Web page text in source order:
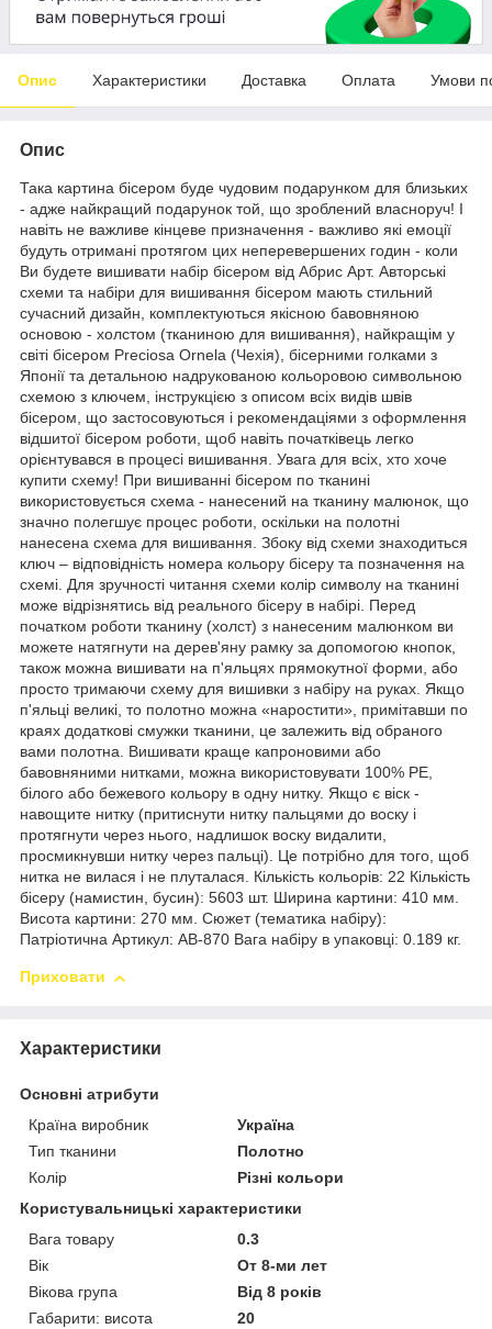
Опис Характеристики Доставка Оплата Умови
Опис
Така картина бісером буде чудовим подарунком для близьких
- адже найкращий подарунок той, що зроблений власноруч! І
навіть не важливе кінцеве призначення - важливо які емоції
будуть отримані протягом цих неперевершених годин - коли
Ви будете вишивати набір бісером від Абрис Арт. Авторські
схеми та набіри для вишивання бісером мають стильний
сучасний дизайн, комплектуються якісною бавовняною
основою - холстом (тканиною для вишивання), найкращім у
світі бісером Preciosa Ornela (Чехія), бісерними голками з
Японії та детальною надрукованою кольоровою символьною
схемою з ключем, інструкцією з описом всіх видів швів
бісером, що застосовуються і рекомендаціями з оформлення
відшитої бісером роботи, щоб навіть початківець легко
орієнтувався в процесі вишивання. Увага для всіх, хто хоче
купити схему! При вишиванні бісером по тканині
використовується схема - нанесений на тканину малюнок, що
значно полегшує процес роботи, оскільки на полотні
нанесена схема для вишивання. Збоку від схеми знаходиться
ключ – відповідність номера кольору бісеру та позначення на
схемі. Для зручності читання схеми колір символу на тканині
може відрізнятись від реального бісеру в набірі. Перед
початком роботи тканину (холст) з нанесеним малюнком ви
можете натягнути на дерев'яну рамку за допомогою кнопок,
також можна вишивати на п'яльцях прямокутної форми, або
просто тримаючи схему для вишивки з набіру на руках. Якщо
п'яльці великі, то полотно можна «наростити», примітавши по
краях додаткові смужки тканини, це залежить від обраного
вами полотна. Вишивати краще капроновими або
бавовняними нитками, можна використовувати 100% РЕ,
білого або бежевого кольору в одну нитку. Якщо є віск -
навощите нитку (притиснути нитку пальцями до воску і
протягнути через нього, надлишок воску видалити,
просмикнувши нитку через пальці). Це потрібно для того, щоб
нитка не вилася і не плуталася. Кількість кольорів: 22 Кількість
бісеру (намистин, бусин): 5603 шт. Ширина картини: 410 мм.
Висота картини: 270 мм. Сюжет (тематика набіру):
Патріотична Артикул: AB-870 Вага набіру в упаковці: 0.189 кг.
Приховати
Характеристики
Основні атрибути
Країна виробник
Україна
Тип тканини
Полотно
Колір
Різні кольори
Користувальницькі характеристики
Вага товару
0.3
Вік
От 8-ми лет
Вікова група
Від 8 років
Габарити: висота
20